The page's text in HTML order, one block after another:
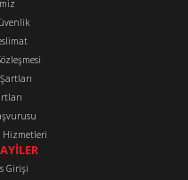
TL
:A20105575006
6LD400 3LD450 3LD510 4LD640
9,60 TL
Hizmetleri
Girişi